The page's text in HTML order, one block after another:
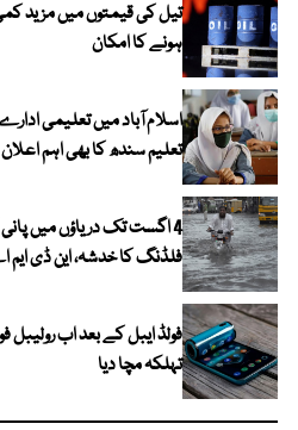
تیل کی قیمتوں میں مزید
ہونے کا امکان
اسلام آباد میں تعلیمی
تعلیم سندھ کا بھی اہم اعلان
4 اگست تک دریاؤں میں
فلڈنگ کا خدشہ، این ڈی ایم
فولڈ ایبل کے بعد اب
تہلکہ مچا دیا